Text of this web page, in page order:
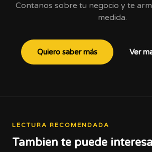
Contanos sobre tu negocio y te
medida.
Quiero saber más Ver
LECTURA RECOMENDADA
Tambien te puede